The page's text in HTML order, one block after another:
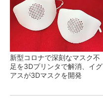
新型コロナで深刻なマスク不
足を3Dプリンタで解消、イグ
アスが3Dマスクを開発